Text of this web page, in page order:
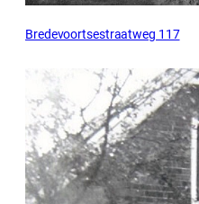
Bredevoortsestraatweg 117